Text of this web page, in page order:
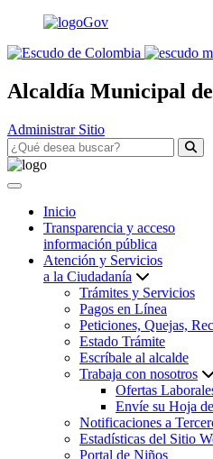
Alcaldía Municipal
Administrar Sitio
Inicio
Transparencia y acceso
información pública
Atención y Servicios
a la Ciudadanía
Trámites y Servicios
Pagos en Línea
Peticiones, Quejas,
Estado Trámite
Escríbale al alcalde
Trabaja con nosotros
Ofertas
Envíe su Hoja
Notificaciones a
Estadísticas del Sitio
Portal de Niños